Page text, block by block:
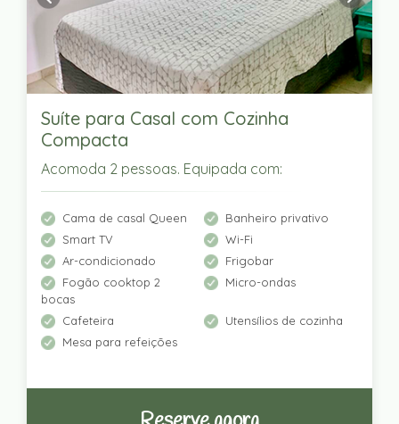
Suíte para Casal com Cozinha
Compacta
Acomoda 2 pessoas. Equipada com:
Cama de casal Queen
Banheiro privativo
Smart TV
Wi-Fi
Ar-condicionado
Frigobar
Fogão cooktop 2
bocas
Micro-ondas
Cafeteira
Utensílios de cozinha
Mesa para refeições